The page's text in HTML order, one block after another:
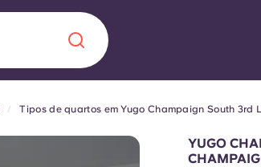
Español Català
Tipos de quartos em Yugo Champaign South 3rd
YUGO